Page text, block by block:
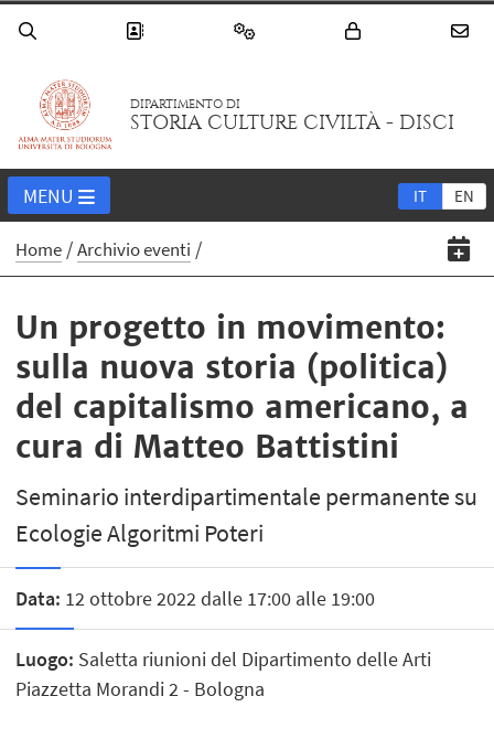
DIPARTIMENTO DI
STORIA CULTURE CIVILTÀ - DISCI
IT EN
MENU
Home Archivio eventi
Un progetto in movimento:
sulla nuova storia (politica)
del capitalismo americano, a
cura di Matteo Battistini
Seminario interdipartimentale permanente su
Ecologie Algoritmi Poteri
Data: 12 ottobre 2022 dalle 17:00 alle 19:00
Luogo: Saletta riunioni del Dipartimento delle Arti
Piazzetta Morandi 2 - Bologna